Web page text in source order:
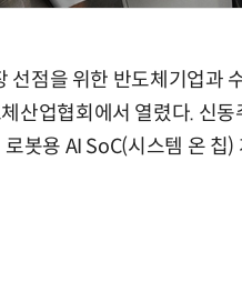
선점을 위한 반도체기업과
산업협회에서 열렸다. 신
봇용 AI SoC(시스템 온 칩